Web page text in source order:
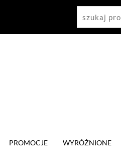
PROMOCJE WYRÓŻNIONE